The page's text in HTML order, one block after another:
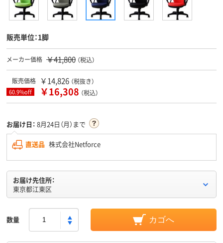
販売単位：1脚
メーカー価格 ￥41,800 （税込）
販売価格 ￥14,826 （税抜き）
60.9%off ￥16,308 （税込）
お届け日： 8月24日（月）まで
直送品 株式会社Netforce
お届け先住所：
東京都江東区
数量 カゴへ